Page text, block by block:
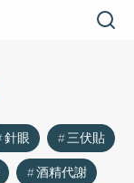
針眼
三伏貼
酒精代謝